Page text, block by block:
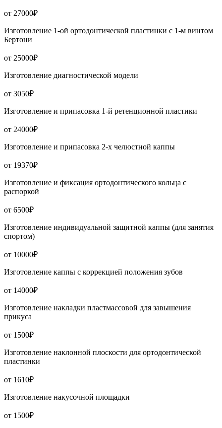
от 27000₽
Изготовление 1-ой ортодонтической пластинки с 1-м винтом
Бертони
от 25000₽
Изготовление диагностической модели
от 3050₽
Изготовление и припасовка 1-й ретенционной пластики
от 24000₽
Изготовление и припасовка 2-х челюстной каппы
от 19370₽
Изготовление и фиксация ортодонтического кольца с
распоркой
от 6500₽
Изготовление индивидуальной защитной каппы (для занятия
спортом)
от 10000₽
Изготовление каппы с коррекцией положения зубов
от 14000₽
Изготовление накладки пластмассовой для завышения
прикуса
от 1500₽
Изготовление наклонной плоскости для ортодонтической
пластинки
от 1610₽
Изготовление накусочной площадки
от 1500₽